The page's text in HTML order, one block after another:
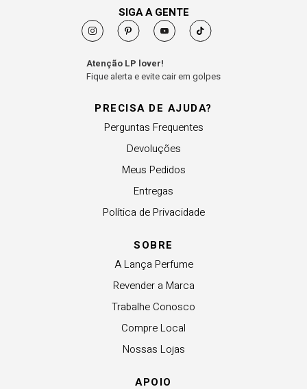
PRECISA DE AJUDA?
Perguntas Frequentes
Devoluções
Meus Pedidos
Entregas
Política de Privacidade
SOBRE
A Lança Perfume
Revender a Marca
Trabalhe Conosco
Compre Local
Nossas Lojas
APOIO
SIGA A GENTE
Atenção LP lover!
Fique alerta e evite cair em golpes